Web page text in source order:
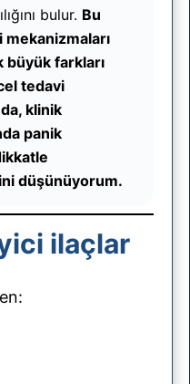
bulur. Bu
büyük farkları
tedavi
klinik
panik
düşünüyorum.
ilaçlar